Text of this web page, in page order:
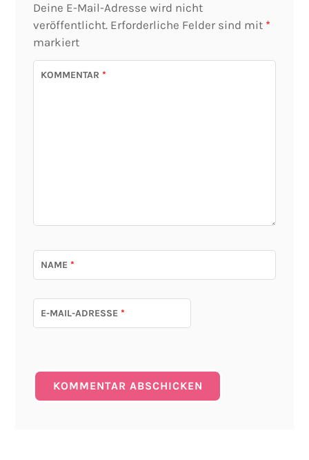
Deine E-Mail-Adresse wird nicht
veröffentlicht. Erforderliche Felder sind mit *
markiert
KOMMENTAR *
NAME *
E-MAIL-ADRESSE *